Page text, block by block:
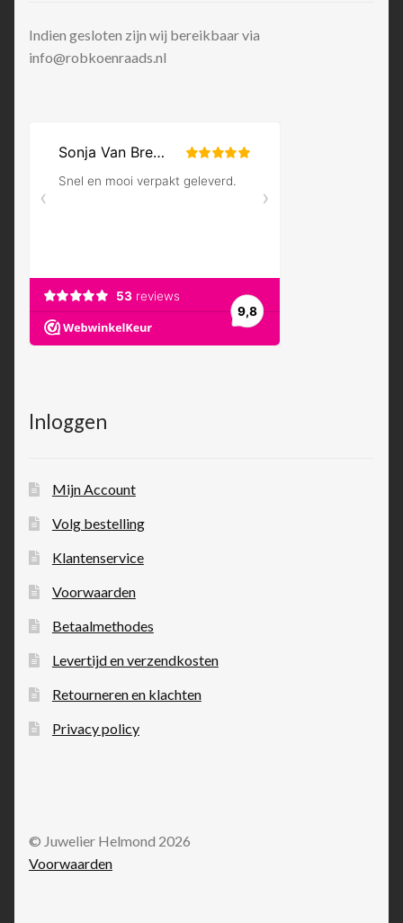
Indien gesloten zijn wij bereikbaar via
info@robkoenraads.nl
Inloggen
Mijn Account
Volg bestelling
Klantenservice
Voorwaarden
Betaalmethodes
Levertijd en verzendkosten
Retourneren en klachten
Privacy policy
© Juwelier Helmond 2026
Voorwaarden